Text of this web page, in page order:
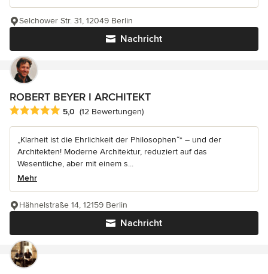
Nachricht
Selchower Str. 31, 12049 Berlin
ROBERT BEYER I ARCHITEKT
Durchschnittliche Bewertung: 5 von 5 Sternen
5,0 (12 Bewertungen)
„Klarheit ist die Ehrlichkeit der Philosophen“* – und der
Architekten! Moderne Architektur, reduziert auf das
Wesentliche, aber mit einem s...
Mehr
Nachricht
Hähnelstraße 14, 12159 Berlin